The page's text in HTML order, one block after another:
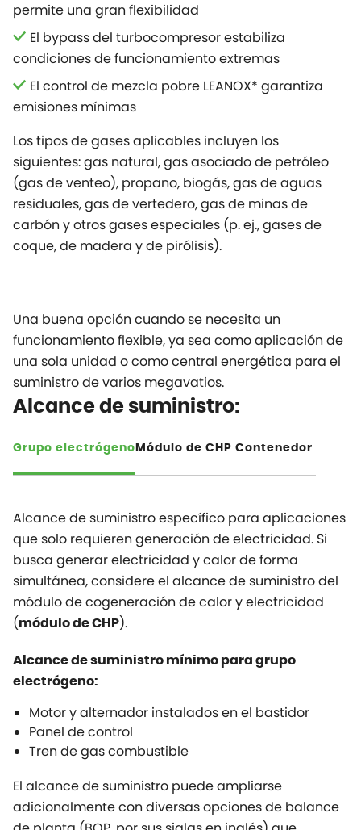
permite una gran flexibilidad
El bypass del turbocompresor estabiliza
condiciones de funcionamiento extremas
El control de mezcla pobre LEANOX* garantiza
emisiones mínimas
Los tipos de gases aplicables incluyen los
siguientes: gas natural, gas asociado de petróleo
(gas de venteo), propano, biogás, gas de aguas
residuales, gas de vertedero, gas de minas de
carbón y otros gases especiales (p. ej., gases de
coque, de madera y de pirólisis).
Una buena opción cuando se necesita un
funcionamiento flexible, ya sea como aplicación de
una sola unidad o como central energética para el
suministro de varios megavatios.
Alcance de suministro:
Grupo electrógeno Módulo de CHP Contenedor
Alcance de suministro específico para aplicaciones
que solo requieren generación de electricidad. Si
busca generar electricidad y calor de forma
simultánea, considere el alcance de suministro del
módulo de cogeneración de calor y electricidad
(módulo de CHP).
Alcance de suministro mínimo para grupo
electrógeno:
Motor y alternador instalados en el bastidor
Panel de control
Tren de gas combustible
El alcance de suministro puede ampliarse
adicionalmente con diversas opciones de balance